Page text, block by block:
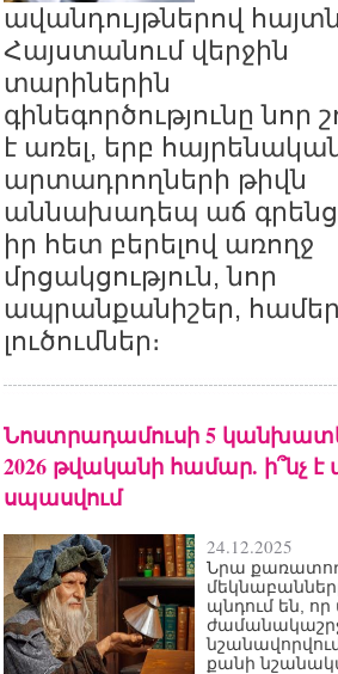
ավանդույթներով
Հայստանում վերջին
տարիներին
գինեգործությունը նոր
է առել, երբ
արտադրողների թիվն
աննախադեպ աճ
իր հետ բերելով առողջ
մրցակցություն, նոր
ապրանքանիշեր,
լուծումներ։
Նոստրադամուսի 5
2026 թվականի համար. ի՞նչ է
սպասվում
24.12.2025
Նրա
պնդում են, որ
քանի